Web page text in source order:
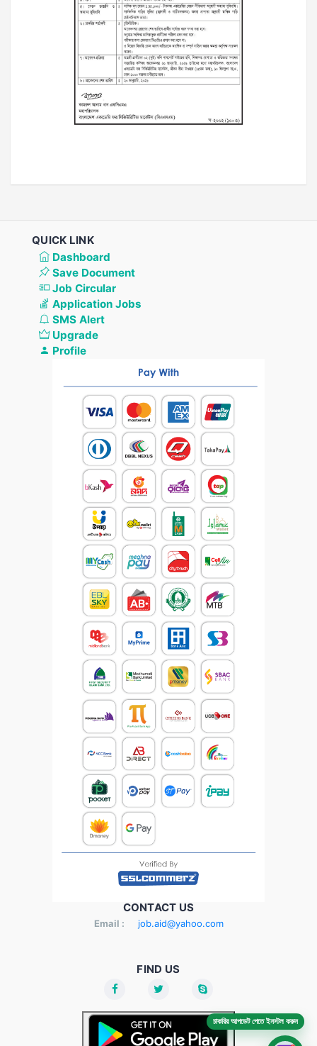
QUICK LINK
Dashboard
Save Document
Job Circular
Application Jobs
SMS Alert
Upgrade
Profile
CONTACT US
Email : job.aid@yahoo.com
FIND US
চাকরির আপডেট পেতে ইনস্টল করুন